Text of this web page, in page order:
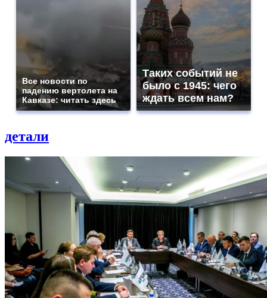
Все новости по
падению вертолета на
Кавказе: читать здесь
Таких событий не
было с 1945: чего
ждать всем нам?
детали